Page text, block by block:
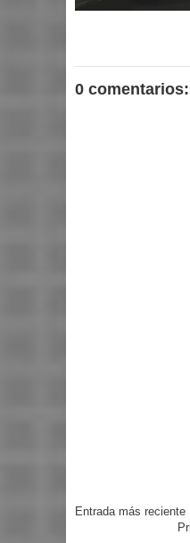
0 comentarios:
Entrada más reciente